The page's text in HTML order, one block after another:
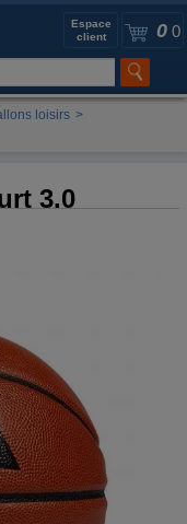
0 0
Espace
client
loisirs >
3.0